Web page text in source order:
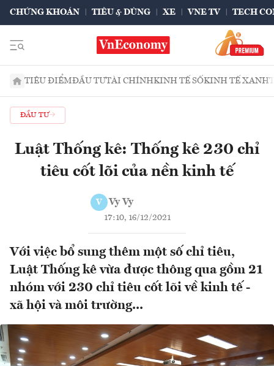
CHỨNG KHOÁN TIÊU & DÙNG XE VNE TV TECH
TIÊU ĐIỂMĐẦU TƯTÀI CHÍNHKINH TẾ SỐKINH TẾ XANH
ĐẦU TƯ
Luật Thống kê: Thống kê 230 chỉ
tiêu cốt lõi của nền kinh tế
V Vy Vy
17:10, 16/12/2021
Với việc bổ sung thêm một số chỉ tiêu,
Luật Thống kê vừa được thông qua gồm 21
nhóm với 230 chỉ tiêu cốt lõi về kinh tế -
xã hội và môi trường...